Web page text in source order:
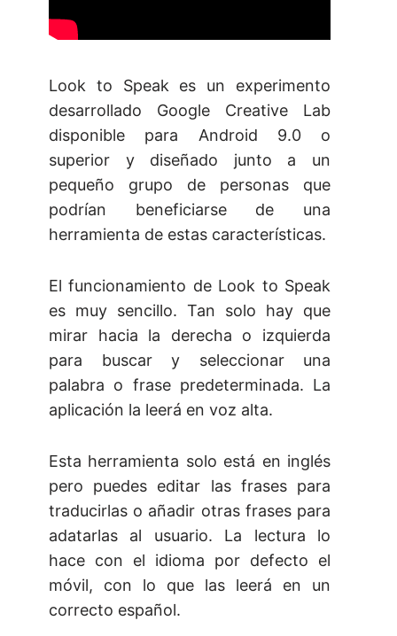
Look to Speak es un experimento
desarrollado Google Creative Lab
disponible para Android 9.0 o
superior y diseñado junto a un
pequeño grupo de personas que
podrían beneficiarse de una
herramienta de estas características.
El funcionamiento de Look to Speak
es muy sencillo. Tan solo hay que
mirar hacia la derecha o izquierda
para buscar y seleccionar una
palabra o frase predeterminada. La
aplicación la leerá en voz alta.
Esta herramienta solo está en inglés
pero puedes editar las frases para
traducirlas o añadir otras frases para
adatarlas al usuario. La lectura lo
hace con el idioma por defecto el
móvil, con lo que las leerá en un
correcto español.